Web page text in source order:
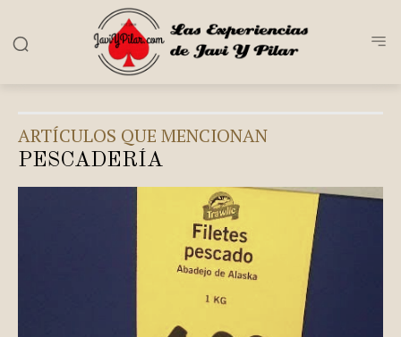
ARTÍCULOS QUE MENCIONAN
PESCADERÍA